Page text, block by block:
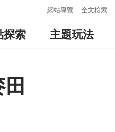
網站導覽 全文檢索
探索 主題玩法